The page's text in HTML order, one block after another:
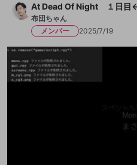
At Dead Of Night １日目
布団ちゃん
メンバー
2025/7/19